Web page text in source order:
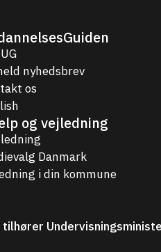
nyhedsbrev
os
og vejledning
Danmark
i din kommune